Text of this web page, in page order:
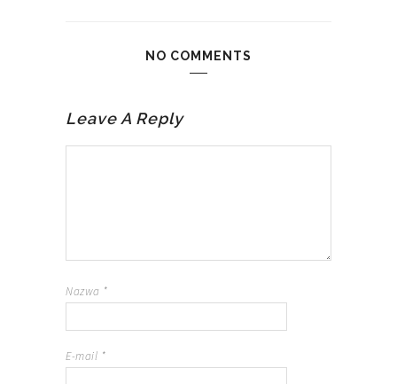
NO COMMENTS
Leave A Reply
Nazwa *
E-mail *